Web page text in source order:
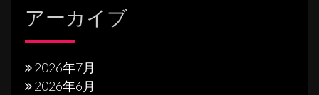
アーカイブ
2026年7月
2026年6月